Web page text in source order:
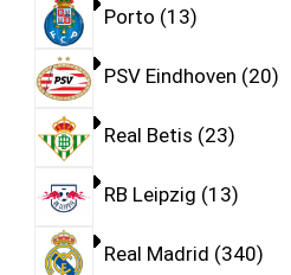
Porto 13
PSV Eindhoven 20
Real Betis 23
RB Leipzig 13
Real Madrid 340